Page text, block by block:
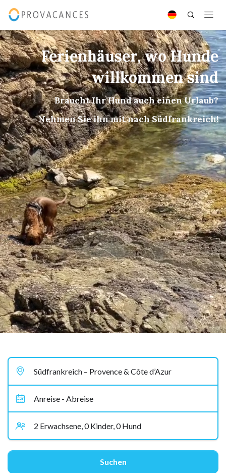
Ferienhäuser, wo Hunde
willkommen sind
Braucht Ihr Hund auch einen Urlaub?
Nehmen Sie ihn mit nach Südfrankreich!